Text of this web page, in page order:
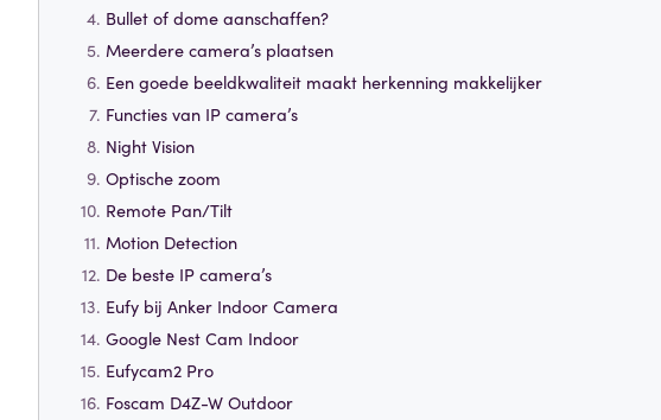
Bullet of dome aanschaffen?
Meerdere camera’s plaatsen
Een goede beeldkwaliteit maakt herkenning makkelijker
Functies van IP camera’s
Night Vision
Optische zoom
Remote Pan/Tilt
Motion Detection
De beste IP camera’s
Eufy bij Anker Indoor Camera
Google Nest Cam Indoor
Eufycam2 Pro
Foscam D4Z-W Outdoor